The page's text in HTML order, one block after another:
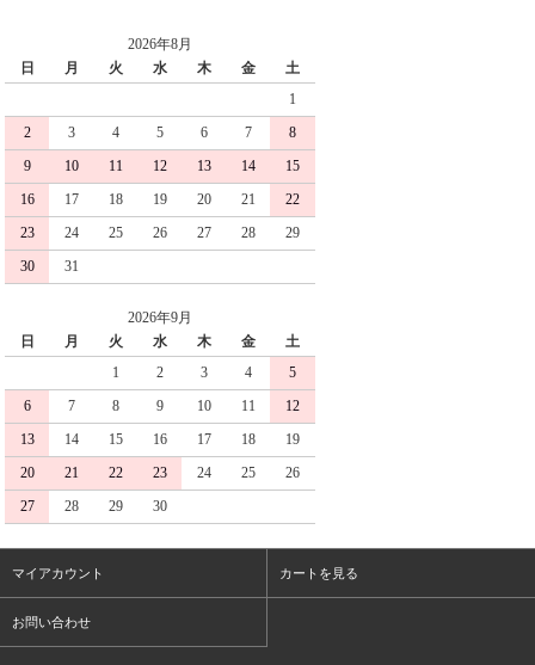
2026年8月
日
月 火 水 木 金
土
1
2
3 4 5 6 7
8
9
10 11 12 13 14
15
16
17 18 19 20 21
22
23
24 25 26 27 28
29
30
31
2026年9月
日
月 火 水 木 金
土
1
2 3 4
5
6
7 8 9 10 11
12
13
14 15 16 17 18
19
20
21 22 23 24 25
26
27
28 29 30
マイアカウント カートを見る
お問い合わせ